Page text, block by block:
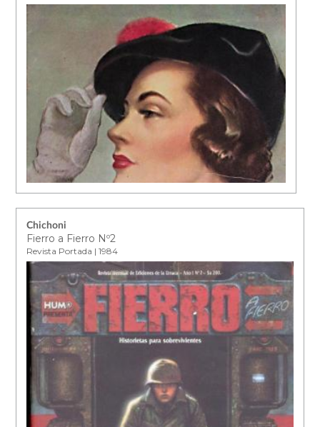
Chichoni
Fierro a Fierro Nº2
Revista Portada | 1984